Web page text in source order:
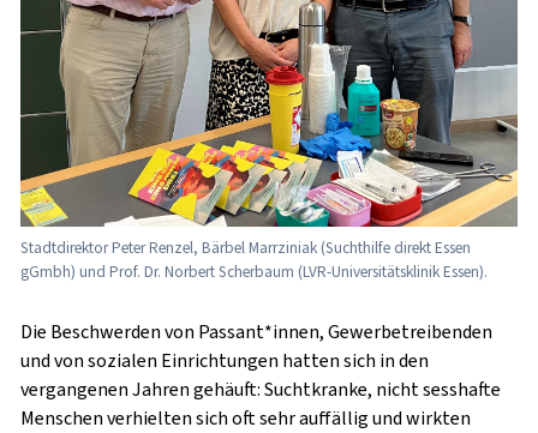
Stadtdirektor Peter Renzel, Bärbel Marrziniak (Suchthilfe direkt Essen
gGmbh) und Prof. Dr. Norbert Scherbaum (LVR-Universitätsklinik Essen).
Die Beschwerden von Passant*innen, Gewerbetreibenden
und von sozialen Einrichtungen hatten sich in den
vergangenen Jahren gehäuft: Suchtkranke, nicht sesshafte
Menschen verhielten sich oft sehr auffällig und wirkten